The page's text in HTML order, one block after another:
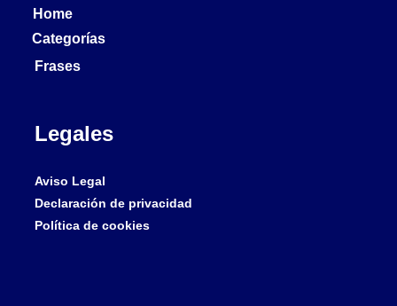
Home
Categorías
Frases
Legales
Aviso Legal
Declaración de privacidad
Política de cookies